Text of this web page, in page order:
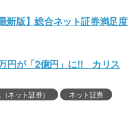
版】総合ネット証券満足度
円が「2億円」に!! カリス
ネット証券） ネット証券